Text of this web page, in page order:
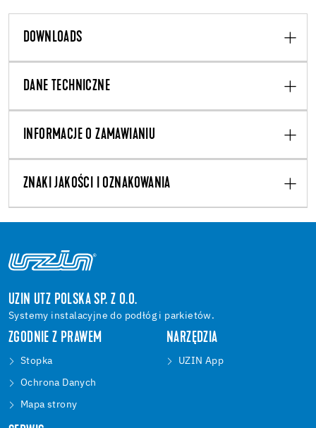
DOWNLOADS
DANE TECHNICZNE
INFORMACJE O ZAMAWIANIU
ZNAKI JAKOŚCI I OZNAKOWANIA
UZIN UTZ POLSKA SP. Z O.O.
Systemy instalacyjne do podłóg i parkietów.
ZGODNIE Z PRAWEM
Stopka
Ochrona Danych
Mapa strony
NARZĘDZIA
UZIN App